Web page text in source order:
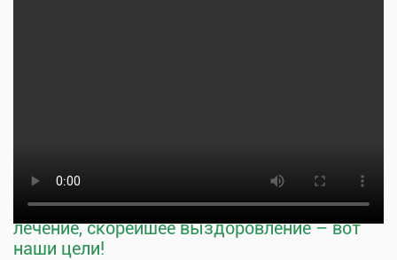
Тщательная профилактика, качественное
лечение, скорейшее выздоровление – вот
наши цели!